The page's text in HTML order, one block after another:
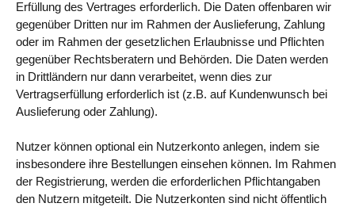
Erfüllung des Vertrages erforderlich. Die Daten offenbaren wir
gegenüber Dritten nur im Rahmen der Auslieferung, Zahlung
oder im Rahmen der gesetzlichen Erlaubnisse und Pflichten
gegenüber Rechtsberatern und Behörden. Die Daten werden
in Drittländern nur dann verarbeitet, wenn dies zur
Vertragserfüllung erforderlich ist (z.B. auf Kundenwunsch bei
Auslieferung oder Zahlung).
Nutzer können optional ein Nutzerkonto anlegen, indem sie
insbesondere ihre Bestellungen einsehen können. Im Rahmen
der Registrierung, werden die erforderlichen Pflichtangaben
den Nutzern mitgeteilt. Die Nutzerkonten sind nicht öffentlich